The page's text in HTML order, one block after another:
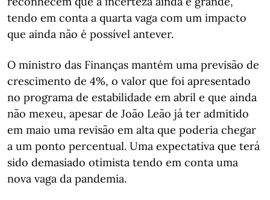
tendo em conta a quarta vaga com um impacto
que ainda não é possível antever.
O ministro das Finanças mantém uma previsão de
crescimento de 4%, o valor que foi apresentado
no programa de estabilidade em abril e que ainda
não mexeu, apesar de João Leão já ter admitido
em maio uma revisão em alta que poderia chegar
a um ponto percentual. Uma expectativa que terá
sido demasiado otimista tendo em conta uma
nova vaga da pandemia.